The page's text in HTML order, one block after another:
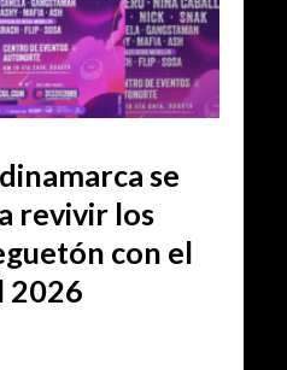
se
revivir los
con el
2026